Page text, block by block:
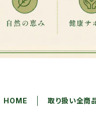
HOME 取り扱い全商